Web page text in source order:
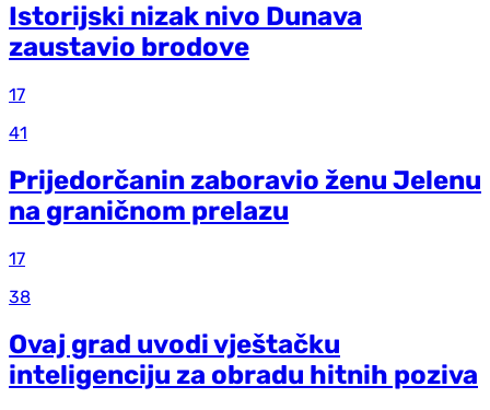
Istorijski nizak nivo Dunava
zaustavio brodove
17
41
Prijedorčanin zaboravio ženu Jelenu
na graničnom prelazu
17
38
Ovaj grad uvodi vještačku
inteligenciju za obradu hitnih poziva